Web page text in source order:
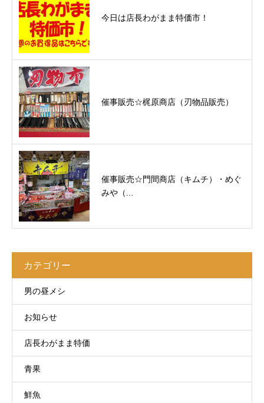
今日は店長わがまま特価市！
催事販売☆梶原商店（刃物品販売）
催事販売☆門間商店（キムチ）・めぐ
みや（...
カテゴリー
男の昼メシ
お知らせ
店長わがまま特価
青果
鮮魚